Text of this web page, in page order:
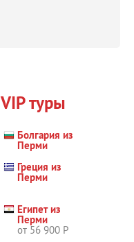
VIP туры
Болгария из
Перми
Греция из
Перми
Египет из
Перми
от 56 900 Р